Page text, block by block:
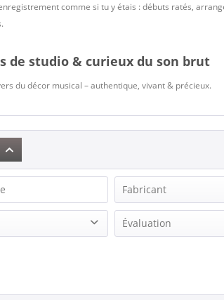
comme si tu y étais : débuts ratés,
de studio & curieux du son brut
du décor musical – authentique, vivant & précieux.
Fabricant
Cash, Johnny
Everly Brothers,
Évaluation